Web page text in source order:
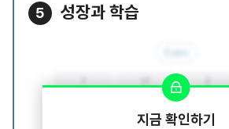
5 성장과 학습
지금 확인하기